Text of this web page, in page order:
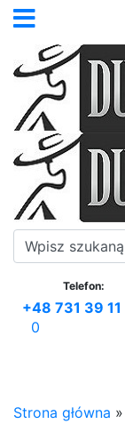
Telefon:
+48 731 39
0
Strona główna »